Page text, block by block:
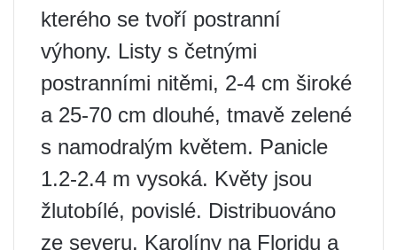
kterého se tvoří postranní
výhony. Listy s četnými
postranními nitěmi, 2-4 cm široké
a 25-70 cm dlouhé, tmavě zelené
s namodralým květem. Panicle
1.2-2.4 m vysoká. Květy jsou
žlutobílé, povislé. Distribuováno
ze severu. Karolíny na Floridu a